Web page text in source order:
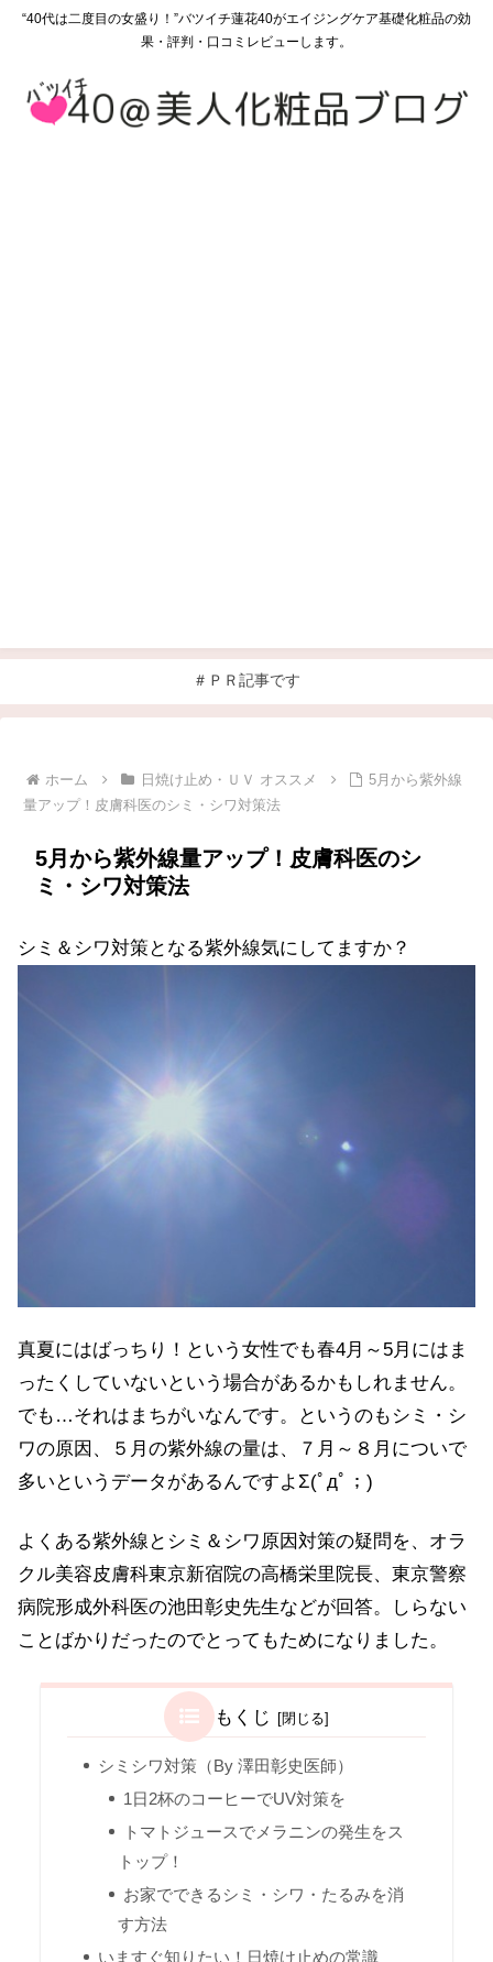
“40代は二度目の女盛り！”バツイチ蓮花40がエイジングケア基礎化粧品の効
果・評判・口コミレビューします。
＃ＰＲ記事です
ホーム 日焼け止め・ＵＶ オススメ
5月から紫外線
量アップ！皮膚科医のシミ・シワ対策法
5月から紫外線量アップ！皮膚科医のシ
ミ・シワ対策法
シミ＆シワ対策となる紫外線気にしてますか？
真夏にはばっちり！という女性でも春4月～5月にはま
ったくしていないという場合があるかもしれません。
でも…それはまちがいなんです。というのもシミ・シ
ワの原因、５月の紫外線の量は、７月～８月についで
多いというデータがあるんですよΣ(ﾟдﾟ；)
よくある紫外線とシミ＆シワ原因対策の疑問を、オラ
クル美容皮膚科東京新宿院の高橋栄里院長、東京警察
病院形成外科医の池田彰史先生などが回答。しらない
ことばかりだったのでとってもためになりました。
もくじ
シミシワ対策（By 澤田彰史医師）
1日2杯のコーヒーでUV対策を
トマトジュースでメラニンの発生をス
トップ！
お家でできるシミ・シワ・たるみを消
す方法
いますぐ知りたい！日焼け止めの常識